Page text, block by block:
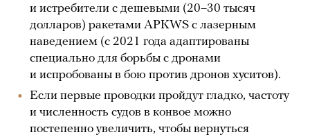
и истребители с дешевыми (20–30 тысяч
долларов) ракетами APKWS с лазерным
наведением (с 2021 года адаптированы
специально для борьбы с дронами
и испробованы в бою против дронов хуситов).
Если первые проводки пройдут гладко, частоту
и численность судов в конвое можно
постепенно увеличить, чтобы вернуться